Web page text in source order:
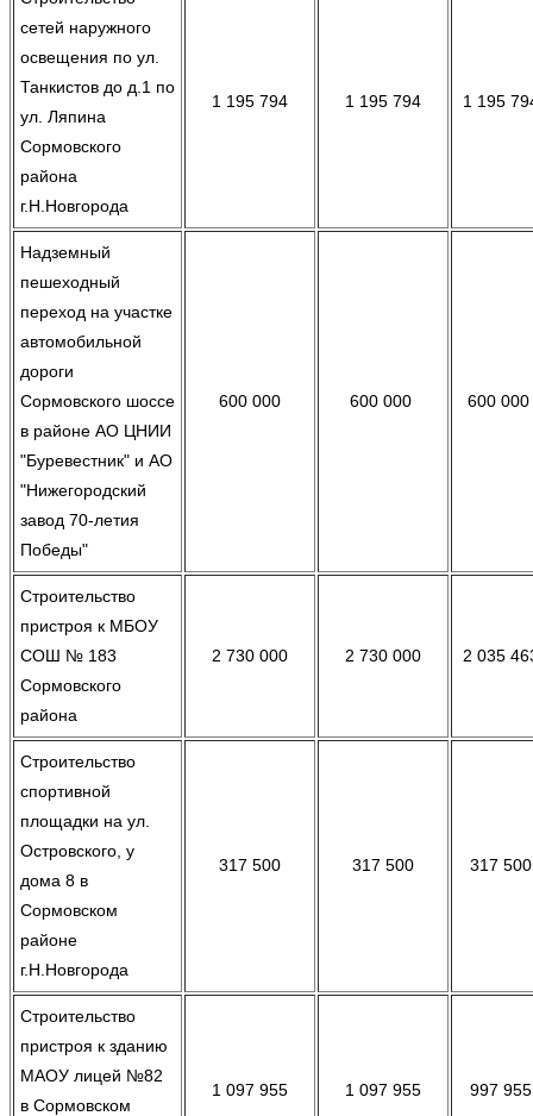
сетей наружного
освещения по ул.
Танкистов до д.1 по
ул. Ляпина
Сормовского
района
г.Н.Новгорода
1 195 794 1 195 794 1 195
Надземный
пешеходный
переход на участке
автомобильной
дороги
Сормовского шоссе
в районе АО ЦНИИ
"Буревестник" и АО
"Нижегородский
завод 70-летия
Победы"
600 000 600 000 600 000
Строительство
пристроя к МБОУ
СОШ № 183
Сормовского
района
2 730 000 2 730 000 2 035
Строительство
спортивной
площадки на ул.
Островского, у
дома 8 в
Сормовском
районе
г.Н.Новгорода
317 500 317 500 317 500
Строительство
пристроя к зданию
МАОУ лицей №82
в Сормовском
1 097 955 1 097 955 997 955